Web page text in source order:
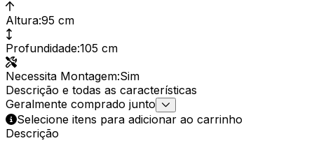
Altura:95 cm
Profundidade:105 cm
Necessita Montagem:Sim
Descrição e todas as características
Geralmente comprado junto
Selecione itens para adicionar ao carrinho
Descrição